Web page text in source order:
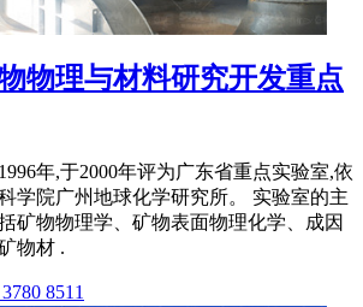
物理与材料研究开发重点
年,于2000年评为广东省重点实验室,依
学院广州地球化学研究所。 实验室的主
矿物物理学、矿物表面物理化学、成因
物材 .
8511